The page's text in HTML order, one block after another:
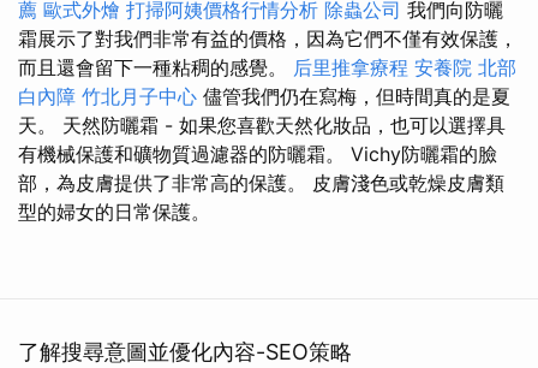
薦 歐式外燴 打掃阿姨價格行情分析 除蟲公司 我們向防曬
霜展示了對我們非常有益的價格，因為它們不僅有效保護，
而且還會留下一種粘稠的感覺。 后里推拿療程 安養院 北部
白內障 竹北月子中心 儘管我們仍在寫梅，但時間真的是夏
天。 天然防曬霜 - 如果您喜歡天然化妝品，也可以選擇具
有機械保護和礦物質過濾器的防曬霜。 Vichy防曬霜的臉
部，為皮膚提供了非常高的保護。 皮膚淺色或乾燥皮膚類
型的婦女的日常保護。
了解搜尋意圖並優化內容-SEO策略